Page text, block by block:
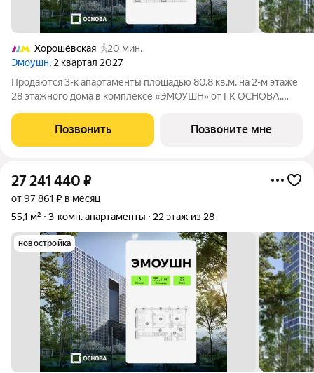
Хорошёвская
20 мин.
Эмоушн, 2 квартал 2027
Продаются 3-к апартаменты площадью 80.8 кв.м. на 2-м этаже
28 этажного дома в комплексе «ЭМОУШН» от ГК ОСНОВА.
бизнес-класса в престижном районе Хорошёво-Мнёвники
(СЗАО), новый выразительный акцент
Позвонить Позвоните мне
27 241 440 ₽
от 97 861 ₽ в месяц
55,1 м²
3-комн. апартаменты 22 этаж из 28
новостройка